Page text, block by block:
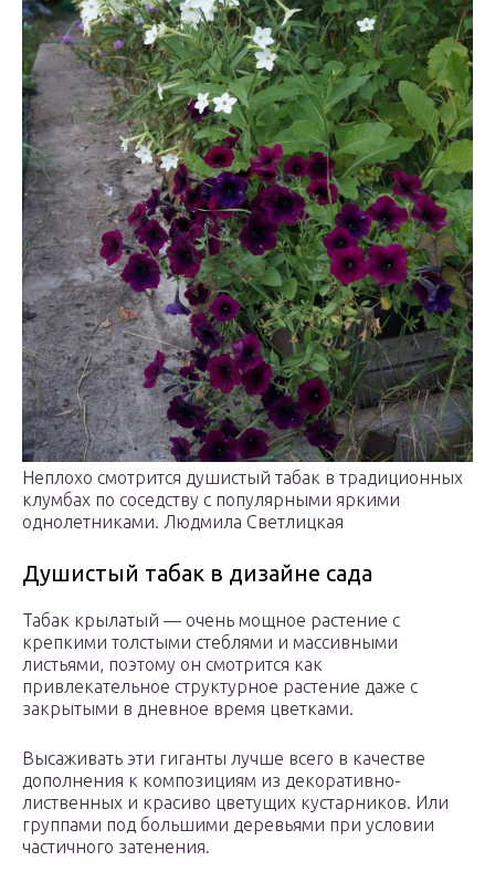
Неплохо смотрится душистый табак в традиционных
клумбах по соседству с популярными яркими
однолетниками. Людмила Светлицкая
Душистый табак в дизайне сада
Табак крылатый — очень мощное растение с
крепкими толстыми стеблями и массивными
листьями, поэтому он смотрится как
привлекательное структурное растение даже с
закрытыми в дневное время цветками.
Высаживать эти гиганты лучше всего в качестве
дополнения к композициям из декоративно-
лиственных и красиво цветущих кустарников. Или
группами под большими деревьями при условии
частичного затенения.